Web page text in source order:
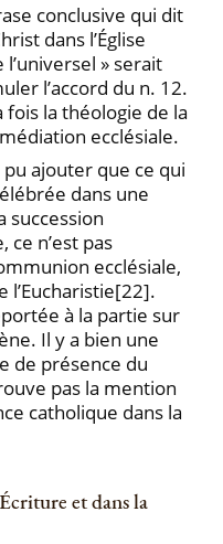
conclusive qui dit
dans l’Église
» serait
l’accord du n. 12.
fois la théologie de la
ecclésiale.
ajouter que ce qui
dans une
succession
n’est pas
ecclésiale,
l’Eucharistie[22].
à la partie sur
Il y a bien une
de présence du
pas la mention
catholique dans la
et dans la